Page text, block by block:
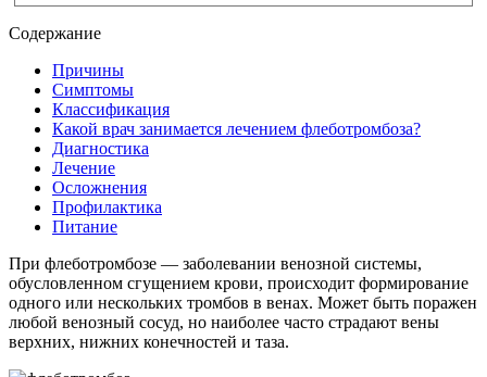
Содержание
Причины
Симптомы
Классификация
Какой врач занимается лечением флеботромбоза?
Диагностика
Лечение
Осложнения
Профилактика
Питание
При флеботромбозе — заболевании венозной системы,
обусловленном сгущением крови, происходит формирование
одного или нескольких тромбов в венах. Может быть поражен
любой венозный сосуд, но наиболее часто страдают вены
верхних, нижних конечностей и таза.